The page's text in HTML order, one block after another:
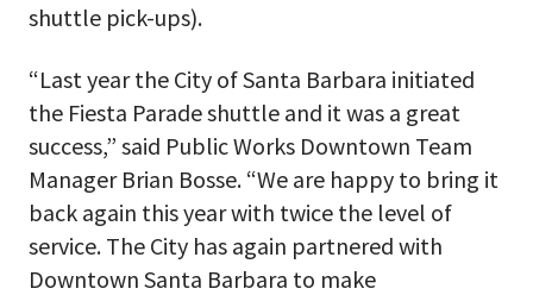
shuttle pick-ups).
“Last year the City of Santa Barbara initiated
the Fiesta Parade shuttle and it was a great
success,” said Public Works Downtown Team
Manager Brian Bosse. “We are happy to bring it
back again this year with twice the level of
service. The City has again partnered with
Downtown Santa Barbara to make